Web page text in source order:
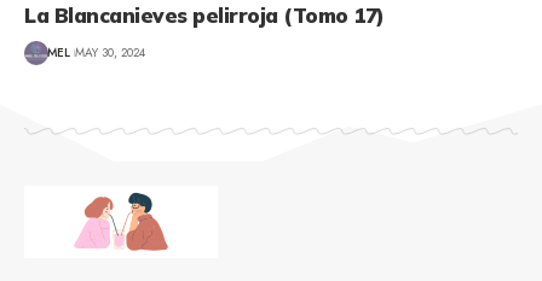
La Blancanieves pelirroja (Tomo 17)
MEL MAY 30, 2024